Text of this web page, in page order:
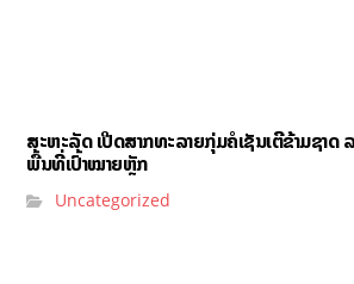
ສະຫະລັດ ເປີດສາກທະລາຍກຸ່ມຄໍເຊັນເຕີຂ້າມຊາດ
ພື້ນທີ່ເປົ້າໝາຍຫຼັກ
Uncategorized